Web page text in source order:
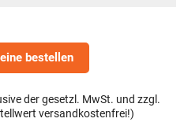
bestellen
der gesetzl. MwSt. und zzgl.
versandkostenfrei!)